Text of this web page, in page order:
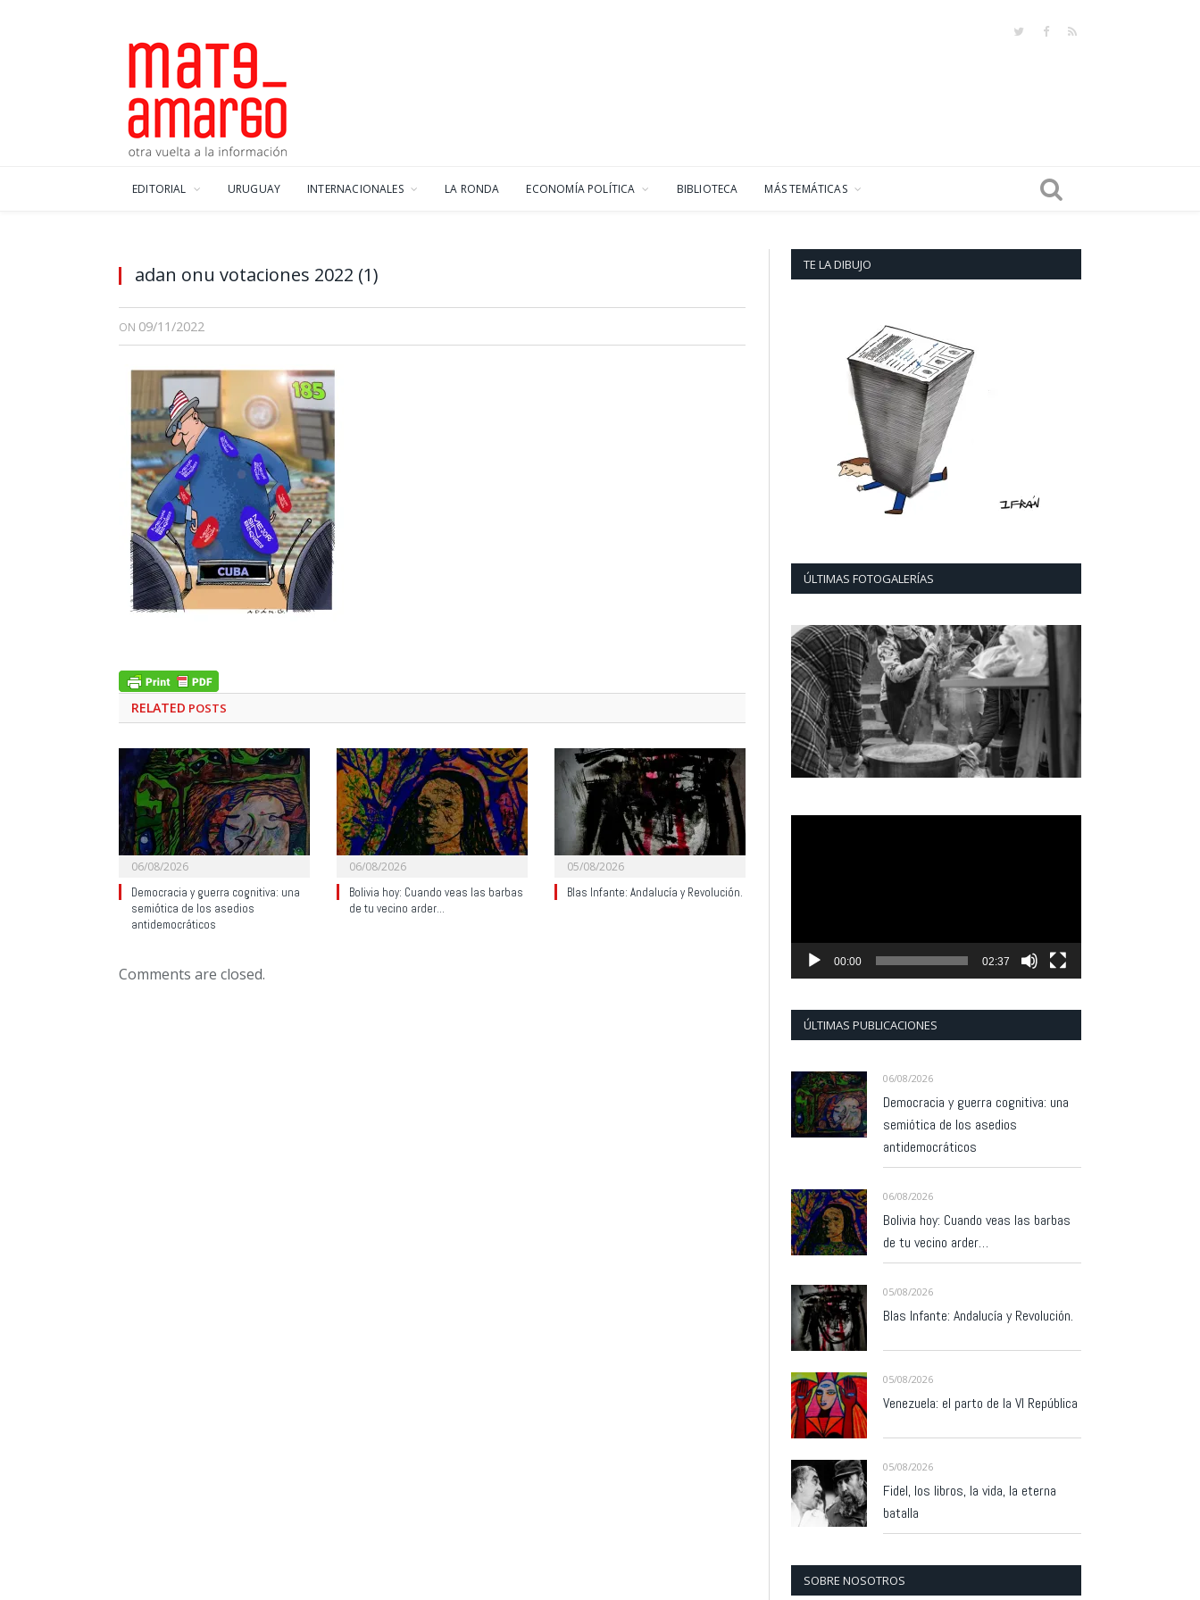
TwitterFacebook
RSS
EDITORIAL URUGUAY INTERNACIONALES LA RONDA ECONOMÍA POLÍTICA BIBLIOTECA MÁS TEMÁTICAS
adan onu votaciones 2022 (1)
ON 09/11/2022
RELATED POSTS
06/08/2026
Democracia y guerra cognitiva: una
semiótica de los asedios
antidemocráticos
06/08/2026
Bolivia hoy: Cuando veas las barbas
de tu vecino arder…
05/08/2026
Blas Infante: Andalucía y Revolución.
Comments are closed.
TE LA DIBUJO
ÚLTIMAS FOTOGALERÍAS
00:00 02:37
ÚLTIMAS PUBLICACIONES
06/08/2026
Democracia y guerra cognitiva: una
semiótica de los asedios
antidemocráticos
06/08/2026
Bolivia hoy: Cuando veas las barbas
de tu vecino arder…
05/08/2026
Blas Infante: Andalucía y Revolución.
05/08/2026
Venezuela: el parto de la VI República
05/08/2026
Fidel, los libros, la vida, la eterna
batalla
SOBRE NOSOTROS